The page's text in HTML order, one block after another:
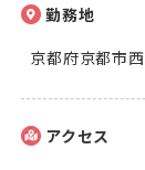
勤務地
京都府京都市
アクセス